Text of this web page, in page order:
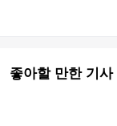
좋아할 만한 기사